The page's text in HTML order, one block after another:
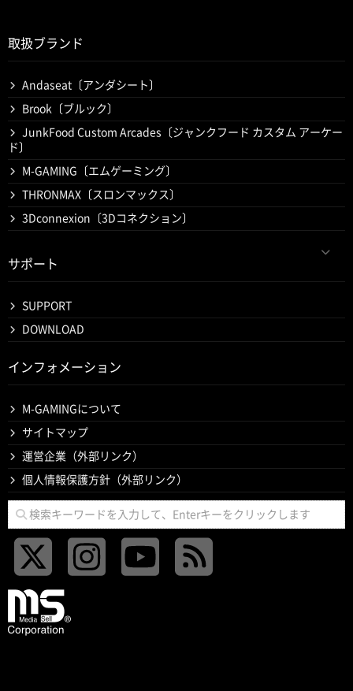
取扱ブランド
Andaseat〔アンダシート〕
Brook〔ブルック〕
JunkFood Custom Arcades〔ジャンクフード カスタム アーケー
ド〕
M-GAMING〔エムゲーミング〕
THRONMAX〔スロンマックス〕
3Dconnexion〔3Dコネクション〕
サポート
SUPPORT
DOWNLOAD
インフォメーション
M-GAMINGについて
サイトマップ
運営企業（外部リンク）
個人情報保護方針（外部リンク）